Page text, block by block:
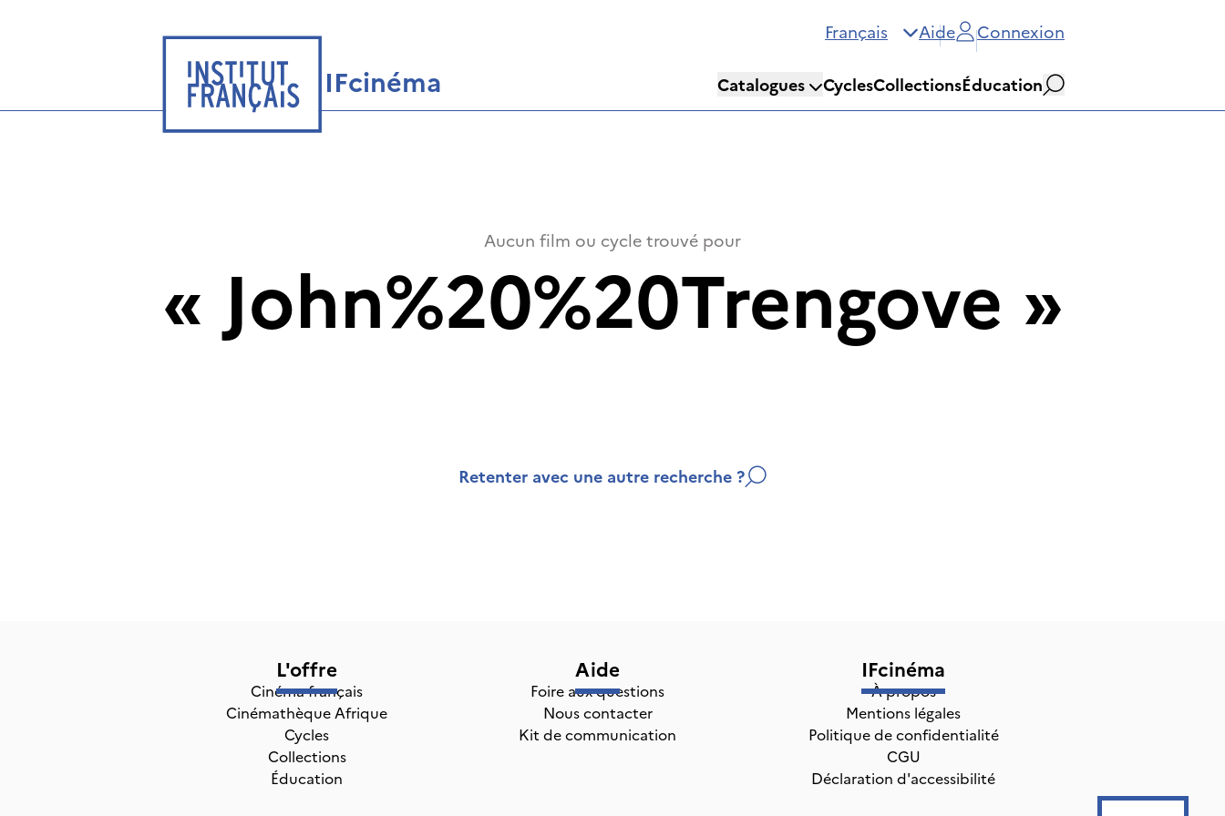
Français Aide Connexion
IFcinéma Catalogues CyclesCollectionsÉducation
Rechercher
Aucun film ou cycle trouvé pour
« John%20%20Trengove »
Retenter avec une autre recherche ?
L'offre
Cinéma français
Cinémathèque Afrique
Cycles
Collections
Éducation
Aide
Foire aux questions
Nous contacter
Kit de communication
IFcinéma
À propos
Mentions légales
Politique de confidentialité
CGU
Déclaration d'accessibilité